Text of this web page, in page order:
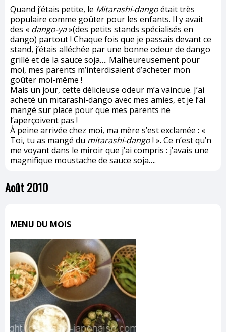
Quand j’étais petite, le Mitarashi-dangoétait très
populaire comme goûter pour les enfants. Il y avait
des « dango-ya»(des petits stands spécialisés en
dango) partout ! Chaque fois que je passais devant ce
stand, j’étais alléchée par une bonne odeur de dango
grillé et de la sauce soja…. Malheureusement pour
moi, mes parents m’interdisaient d’acheter mon
goûter moi-même !
Mais un jour, cette délicieuse odeur m’a vaincue. J’ai
acheté un mitarashi-dango avec mes amies, et je l’ai
mangé sur place pour que mes parents ne
l’aperçoivent pas !
À peine arrivée chez moi, ma mère s’est exclamée : «
Toi, tu as mangé du mitarashi-dango! ». Ce n’est qu’n
me voyant dans le miroir que j’ai compris : j’avais une
magnifique moustache de sauce soja….
Août 2010
MENU DU MOIS